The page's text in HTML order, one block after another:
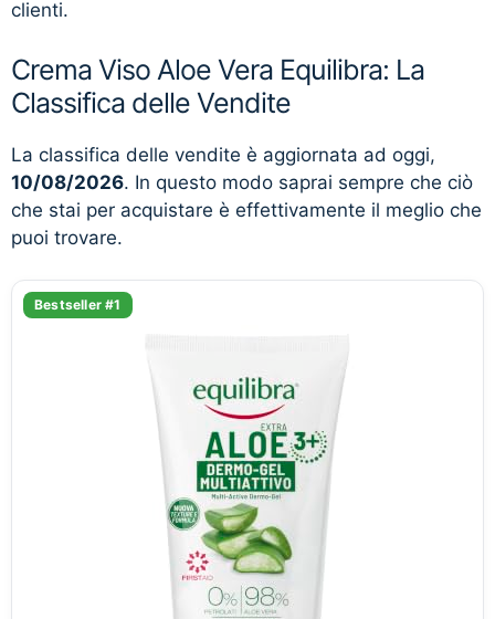
clienti.
Crema Viso Aloe Vera Equilibra: La
Classifica delle Vendite
La classifica delle vendite è aggiornata ad oggi,
10/08/2026. In questo modo saprai sempre che ciò
che stai per acquistare è effettivamente il meglio che
puoi trovare.
Bestseller #1